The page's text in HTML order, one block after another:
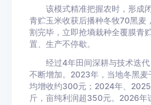
该模式精准把握农时，形成闭
青贮玉米收获后播种冬牧70黑麦
割完毕，立即抢墒栽种全覆膜青
置、生产不停歇。
经过4年田间深耕与技术迭代
不断增加。2023年，当地冬黑
均增收约300元；2024年、
斤，亩纯利润超350元。2026年